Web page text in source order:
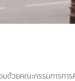
วยคณะกรรมการการ